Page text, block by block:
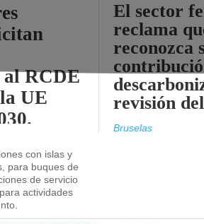
al RCDE
UE
con islas y
para buques de
de servicio
actividades
El sector
reclama
reconozca
revisión
Bruselas